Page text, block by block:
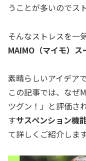
うことが多いのでス
そんなストレスを一
MAIMO（マイモ）ス
素晴らしいアイデア
この記事では、なぜ
ツグン！」と評価さ
すサスペンション機
て詳しくご紹介します